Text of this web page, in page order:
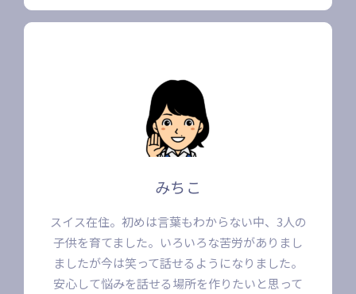
みちこ
スイス在住。初めは言葉もわからない中、3人の
子供を育てました。いろいろな苦労がありまし
ましたが今は笑って話せるようになりました。
安心して悩みを話せる場所を作りたいと思って